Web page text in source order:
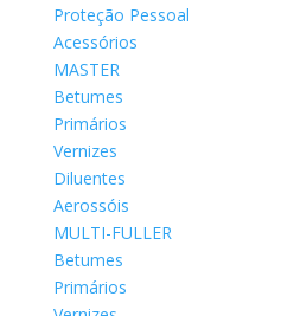
Proteção Pessoal
Acessórios
MASTER
Betumes
Primários
Vernizes
Diluentes
Aerossóis
MULTI-FULLER
Betumes
Primários